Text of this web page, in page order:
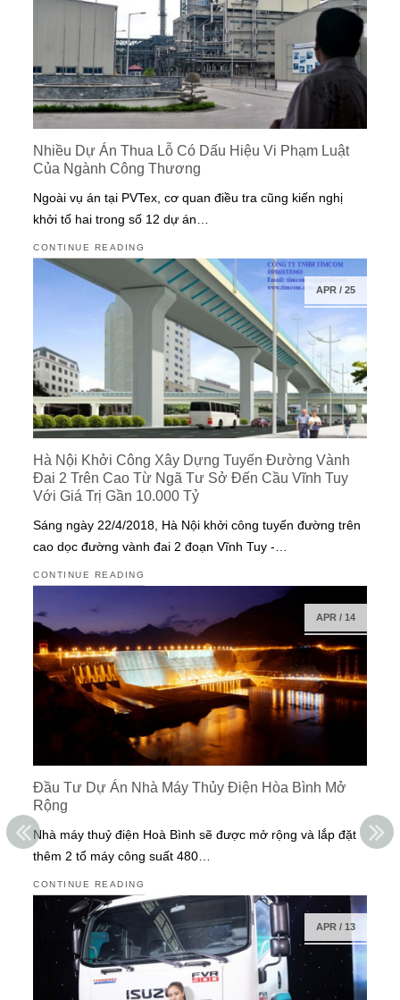
Nhiều Dự Án Thua Lỗ Có Dấu Hiệu Vi Phạm Luật
Của Ngành Công Thương
Ngoài vụ án tại PVTex, cơ quan điều tra cũng kiến nghị
khởi tố hai trong số 12 dự án…
CONTINUE READING
APR/ 25
Hà Nội Khởi Công Xây Dựng Tuyến Đường Vành
Đai 2 Trên Cao Từ Ngã Tư Sở Đến Cầu Vĩnh Tuy
Với Giá Trị Gần 10.000 Tỷ
Sáng ngày 22/4/2018, Hà Nội khởi công tuyến đường trên
cao dọc đường vành đai 2 đoạn Vĩnh Tuy -…
CONTINUE READING
APR/ 14
Đầu Tư Dự Án Nhà Máy Thủy Điện Hòa Bình Mở
Rộng
Nhà máy thuỷ điện Hoà Bình sẽ được mở rộng và lắp đặt
thêm 2 tổ máy công suất 480…
CONTINUE READING
APR/ 13